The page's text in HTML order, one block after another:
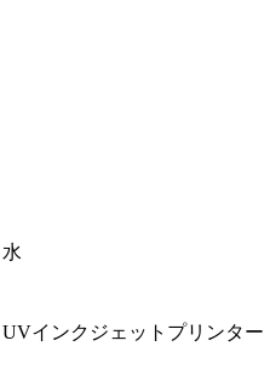
インクジェットプリンター